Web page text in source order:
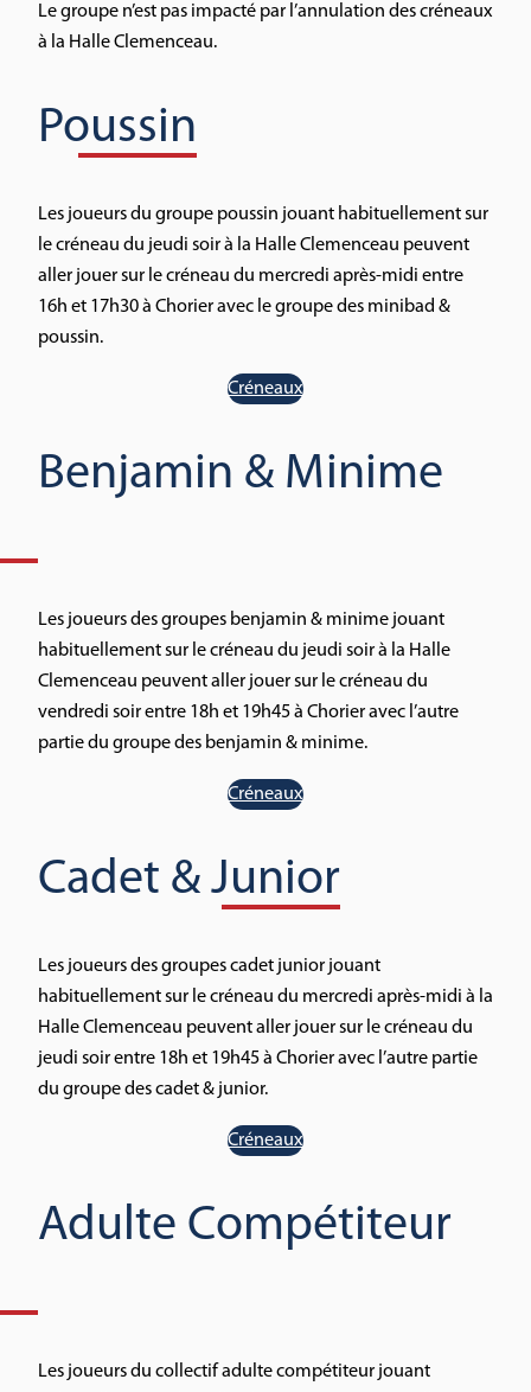
Le groupe n’est pas impacté par l’annulation des créneaux
à la Halle Clemenceau.
Poussin
Les joueurs du groupe poussin jouant habituellement sur
le créneau du jeudi soir à la Halle Clemenceau peuvent
aller jouer sur le créneau du mercredi après-midi entre
16h et 17h30 à Chorier avec le groupe des minibad &
poussin.
Créneaux
Benjamin & Minime
Les joueurs des groupes benjamin & minime jouant
habituellement sur le créneau du jeudi soir à la Halle
Clemenceau peuvent aller jouer sur le créneau du
vendredi soir entre 18h et 19h45 à Chorier avec l’autre
partie du groupe des benjamin & minime.
Créneaux
Cadet & Junior
Les joueurs des groupes cadet junior jouant
habituellement sur le créneau du mercredi après-midi à la
Halle Clemenceau peuvent aller jouer sur le créneau du
jeudi soir entre 18h et 19h45 à Chorier avec l’autre partie
du groupe des cadet & junior.
Créneaux
Adulte Compétiteur
Les joueurs du collectif adulte compétiteur jouant